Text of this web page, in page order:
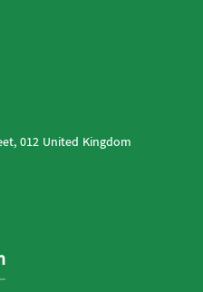
012 United Kingdom